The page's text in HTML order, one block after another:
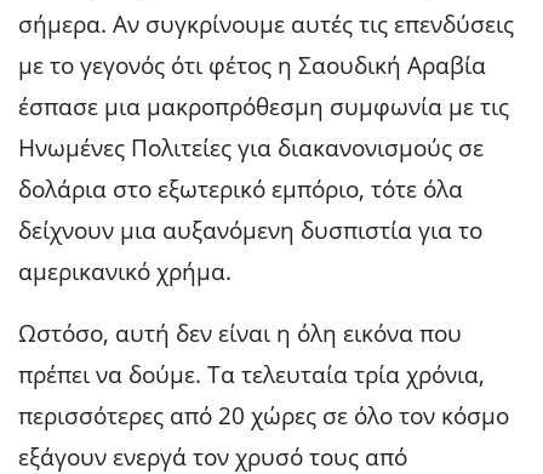
σήμερα. Αν συγκρίνουμε αυτές τις επενδύσεις
με το γεγονός ότι φέτος η Σαουδική Αραβία
έσπασε μια μακροπρόθεσμη συμφωνία με τις
Ηνωμένες Πολιτείες για διακανονισμούς σε
δολάρια στο εξωτερικό εμπόριο, τότε όλα
δείχνουν μια αυξανόμενη δυσπιστία για το
αμερικανικό χρήμα.
Ωστόσο, αυτή δεν είναι η όλη εικόνα που
πρέπει να δούμε. Τα τελευταία τρία χρόνια,
περισσότερες από 20 χώρες σε όλο τον κόσμο
εξάγουν ενεργά τον χρυσό τους από